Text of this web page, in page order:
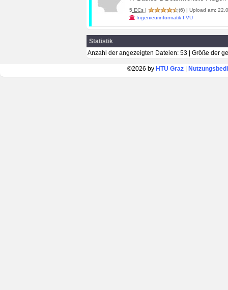
5 ECs | (6) | Upload am:
Ingenieurinformatik I VU
Statistik
Anzahl der angezeigten Dateien: 53 | Größe der
©2026 by HTU Graz|